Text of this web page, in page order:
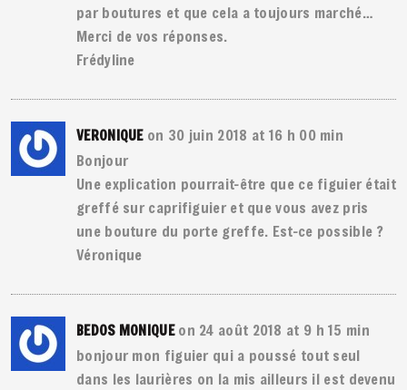
par boutures et que cela a toujours marché…
Merci de vos réponses.
Frédyline
VERONIQUE on 30 juin 2018 at 16 h 00 min
Bonjour
Une explication pourrait-être que ce figuier était
greffé sur caprifiguier et que vous avez pris
une bouture du porte greffe. Est-ce possible ?
Véronique
BEDOS MONIQUE on 24 août 2018 at 9 h 15 min
bonjour mon figuier qui a poussé tout seul
dans les laurières on la mis ailleurs il est devenu